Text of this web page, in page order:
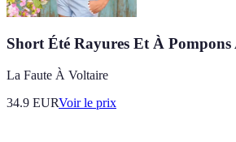
Short Été Rayures Et À
La Faute À Voltaire
34.9 EURVoir le prix